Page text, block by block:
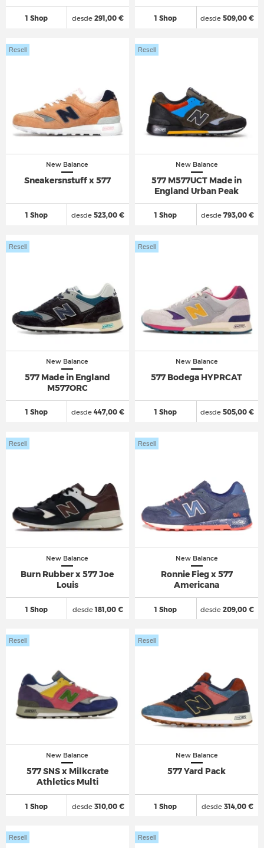
1 Shop desde 291,00 € 1 Shop desde 509,00 €
New Balance
Sneakersnstuff x 577
1 Shop
Resell
desde 523,00 €
New Balance
577 M577UCT Made in
England Urban Peak
1 Shop
Resell
desde793,00 €
New Balance
577 Made in England
M577ORC
1 Shop
Resell
desde 447,00 €
New Balance
577 Bodega HYPRCAT
1 Shop
Resell
desde 505,00 €
New Balance
Burn Rubber x 577 Joe
Louis
1 Shop
Resell
desde181,00 €
New Balance
Ronnie Fieg x 577
Americana
1 Shop
Resell
desde 209,00 €
New Balance
577 SNS x Milkcrate
Athletics Multi
1 Shop
Resell
desde310,00 €
New Balance
577 Yard Pack
1 Shop
Resell
desde314,00 €
Resell Resell